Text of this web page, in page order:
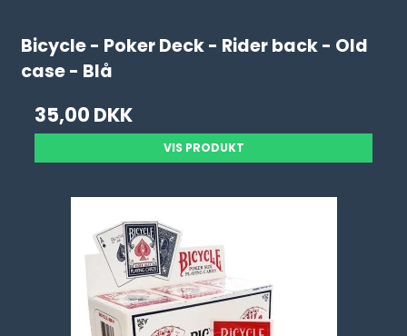
Bicycle - Poker Deck - Rider back - Old
case - Blå
35,00 DKK
VIS PRODUKT